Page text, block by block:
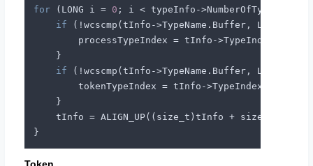
for (LONG i = 0 ; i < typeInfo->NumberOfTypes;
if (!wcscmp(tInfo->TypeName.Buffer, L
        processTypeIndex = tInfo->TypeIndex;
    }
if (!wcscmp(tInfo->TypeName.Buffer, L
        tokenTypeIndex = tInfo->TypeIndex;
    }
tInfo = ALIGN_UP((size_t)tInfo +